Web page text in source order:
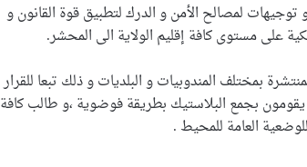
توجيهات لمصالح الأمن و الدرك لتطبيق قوة القانون و
على مستوى كافة إقليم الولاية الى المحشر.
بمختلف المندوبيات و البلديات و ذلك تبعا للقرار
يقومون بجمع البلاستيك بطريقة فوضوية ،و طالب كافة
العامة للمحيط .
وهران خضراء تكثف عمليات
العناية بالمساحات الخضراء
مندوبية العثمانية بوهران تطلق
حملة خاصة لتحسين المحيط